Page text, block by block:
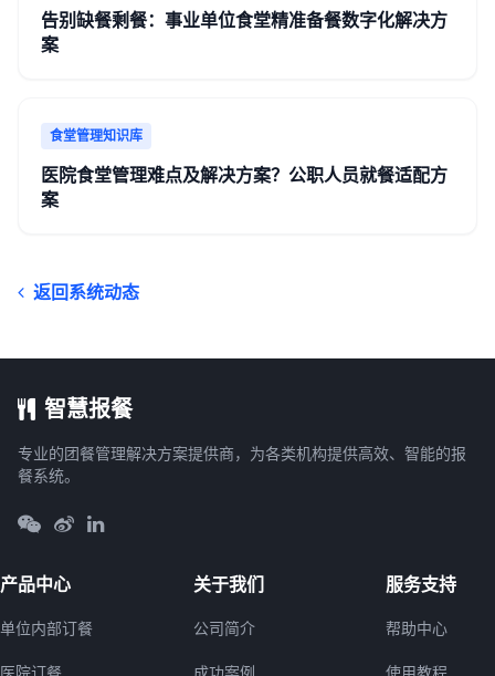
告别缺餐剩餐：事业单位食堂精准备餐数字化解决方
案
食堂管理知识库
医院食堂管理难点及解决方案？公职人员就餐适配方
案
返回系统动态
智慧报餐
专业的团餐管理解决方案提供商，为各类机构提供高效、智能的报
餐系统。
产品中心
单位内部订餐
医院订餐
关于我们
公司简介
成功案例
服务支持
帮助中心
使用教程